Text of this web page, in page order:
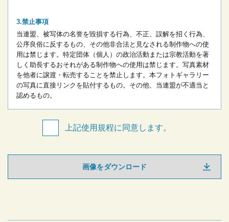
禁止事項
当連盟、被写体の名誉を毀損する行為、不正、誤解を招く行為、
公序良俗に反するもの、その他非合法と見なされる制作物への使
用は禁じます。 特定団体（個人）の政治活動または宗教活動を著
しく助長するおそれがある制作物への使用は禁じます。 写真素材
を他者に譲渡・転売することを禁止します。 本フォトギャラリー
の写真に直接リンクを貼付するもの。 その他、当連盟が不適当と
認めるもの。
上記使用規程に同意します。
画像をダウンロード